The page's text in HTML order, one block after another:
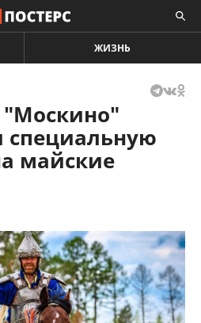
ЖИЗНЬ
"Москино"
специальную
майские